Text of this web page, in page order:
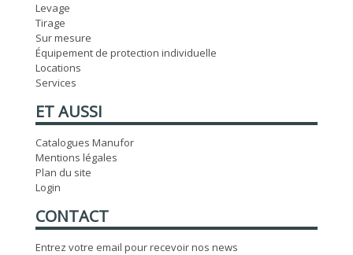
Levage
Tirage
Sur mesure
Équipement de protection individuelle
Locations
Services
ET AUSSI
Catalogues Manufor
Mentions légales
Plan du site
Login
CONTACT
Entrez votre email pour recevoir nos news